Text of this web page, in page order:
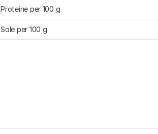
Proteine per 100 g
Sale per 100 g